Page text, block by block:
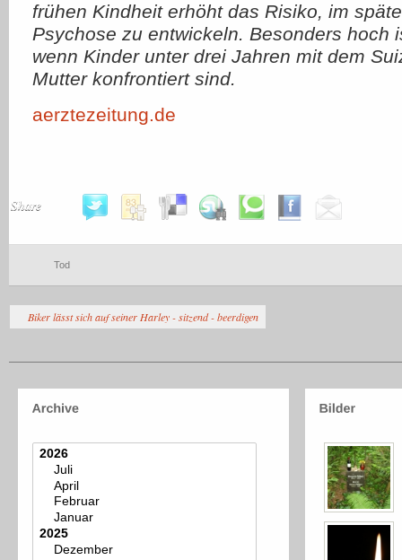
frühen Kindheit erhöht das Risiko, im
Psychose zu entwickeln. Besonders hoch
wenn Kinder unter drei Jahren mit dem
Mutter konfrontiert sind.
aerztezeitung.de
Share
Tod
Biker lässt sich auf seiner Harley - sitzend - beerdigen